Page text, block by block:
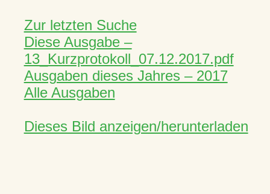
Zur letzten Suche
Diese Ausgabe –
13_Kurzprotokoll_07.12.2017.pdf
Ausgaben dieses Jahres – 2017
Alle Ausgaben
Dieses Bild anzeigen/herunterladen